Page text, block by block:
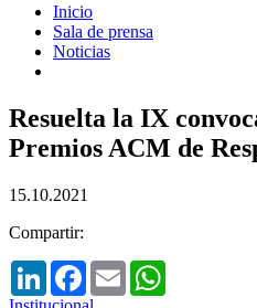
Inicio
Sala de prensa
Noticias
Resuelta la IX
Premios ACM de
15.10.2021
Compartir:
LinkedInFacebook
Email